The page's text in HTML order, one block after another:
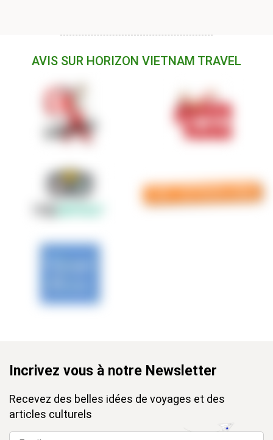
AVIS SUR HORIZON VIETNAM TRAVEL
Incrivez vous à notre Newsletter
Recevez des belles idées de voyages et des
articles culturels